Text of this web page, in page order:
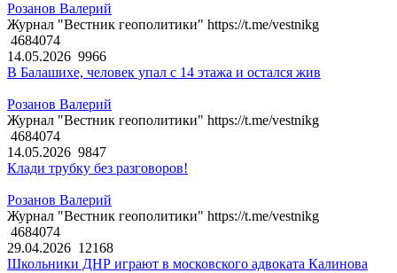
Розанов Валерий
Журнал "Вестник геополитики" https://t.me/vestnikg
4684074
14.05.2026 9966
В Балашихе, человек упал с 14 этажа и остался жив
Розанов Валерий
Журнал "Вестник геополитики" https://t.me/vestnikg
4684074
14.05.2026 9847
Клади трубку без разговоров!
Розанов Валерий
Журнал "Вестник геополитики" https://t.me/vestnikg
4684074
29.04.2026 12168
Школьники ДНР играют в московского адвоката Калинова